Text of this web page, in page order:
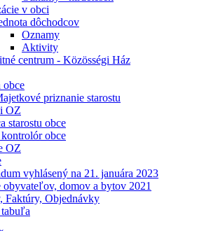
v obci
dôchodcov
Oznamy
Aktivity
centrum - Közösségi Ház
obce
priznanie starostu
OZ
starostu obce
obce
OZ
vyhlásený na 21. januára 2023
obyvateľov, domov a bytov 2021
Faktúry, Objednávky